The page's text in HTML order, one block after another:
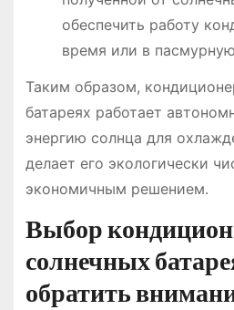
обеспечить работу
время или в
Таким образом,
батареях работает
энергию солнца для
делает его экологически
экономичным решением.
Выбор
солнечных
обратить